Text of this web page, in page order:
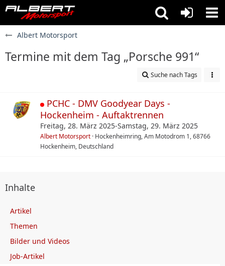
Albert Motorsport
Termine mit dem Tag „Porsche 991“
Suche nach Tags
PCHC - DMV Goodyear Days -
Hockenheim - Auftaktrennen
Freitag, 28. März 2025-Samstag, 29. März 2025
Albert Motorsport Hockenheimring, Am Motodrom 1, 68766
Hockenheim, Deutschland
Inhalte
Artikel
Themen
Bilder und Videos
Job-Artikel